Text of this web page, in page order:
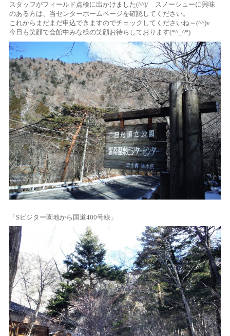
スタッフがフィールド点検に出かけました(^^)/ スノーシューに興味
のある方は、当センターホームページを確認してください。
これからまだまだ申込できますのでチェックしてくださいね～(^^)v
今日も笑顔で会館中みな様の笑顔お待ちしております(*^_^*)
「Sビジター園地から国道400号線」